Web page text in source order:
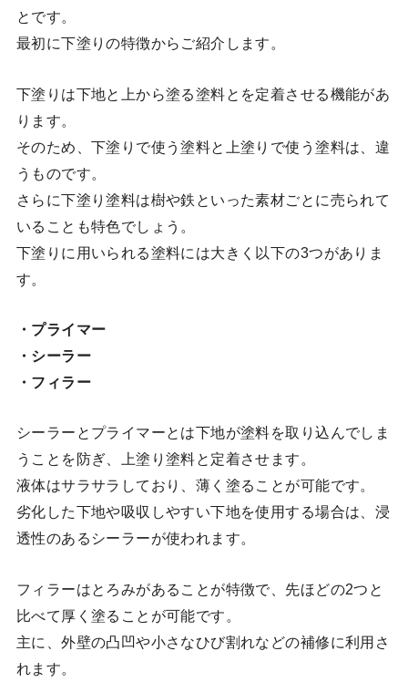
とです。
最初に下塗りの特徴からご紹介します。
下塗りは下地と上から塗る塗料とを定着させる機能があ
ります。
そのため、下塗りで使う塗料と上塗りで使う塗料は、違
うものです。
さらに下塗り塗料は樹や鉄といった素材ごとに売られて
いることも特色でしょう。
下塗りに用いられる塗料には大きく以下の3つがありま
す。
・プライマー
・シーラー
・フィラー
シーラーとプライマーとは下地が塗料を取り込んでしま
うことを防ぎ、上塗り塗料と定着させます。
液体はサラサラしており、薄く塗ることが可能です。
劣化した下地や吸収しやすい下地を使用する場合は、浸
透性のあるシーラーが使われます。
フィラーはとろみがあることが特徴で、先ほどの2つと
比べて厚く塗ることが可能です。
主に、外壁の凸凹や小さなひび割れなどの補修に利用さ
れます。